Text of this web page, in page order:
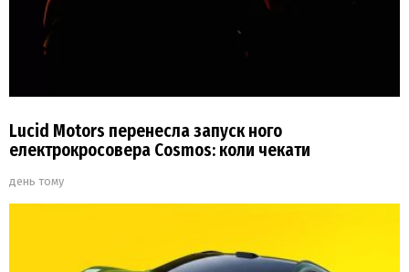
Lucid Motors перенесла запуск ного
електрокросовера Cosmos: коли чекати
день тому